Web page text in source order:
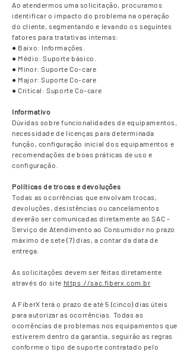
Ao atendermos uma solicitação, procuramos
identificar o impacto do problema na operação
do cliente, segmentando e levando os seguintes
fatores para tratativas internas:
● Baixo: Informações.
● Médio: Suporte básico.
● Minor: Suporte Co-care
● Major: Suporte Co-care
● Critical: Suporte Co-care
Informativo
Dúvidas sobre funcionalidades de equipamentos,
necessidade de licenças para determinada
função, configuração inicial dos equipamentos e
recomendações de boas práticas de uso e
configuração.
Políticas de trocas e devoluções
Todas as ocorrências que envolvam trocas,
devoluções, desistências ou cancelamentos
deverão ser comunicadas diretamente ao SAC -
Serviço de Atendimento ao Consumidor no prazo
máximo de sete (7) dias, a contar da data de
entrega.
As solicitações devem ser feitas diretamente
através do site https://sac.fiberx.com.br
A FiberX terá o prazo de até 5 (cinco) dias úteis
para autorizar as ocorrências. Todas as
ocorrências de problemas nos equipamentos que
estiverem dentro da garantia, seguirão as regras
conforme o tipo de suporte contratado pelo